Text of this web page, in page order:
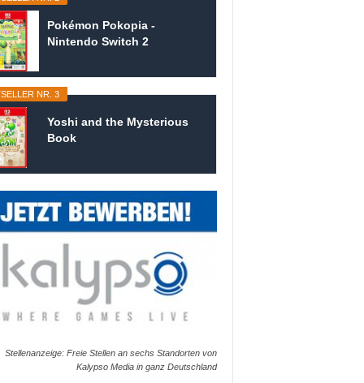
Pokémon Pokopia -
Nintendo Switch 2
NR. 3
Yoshi and the Mysterious
Book
Stellenanzeige: Freie Stellen an sechs Standorten von
Kalypso Media in ganz Deutschland